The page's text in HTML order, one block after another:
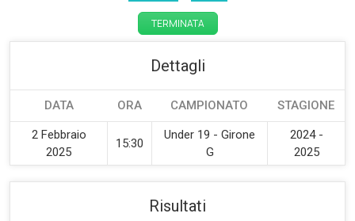
TERMINATA
Dettagli
DATA ORA CAMPIONATO STAGIONE
2 Febbraio
2025
15:30
Under 19 - Girone
G
2024 -
2025
Risultati